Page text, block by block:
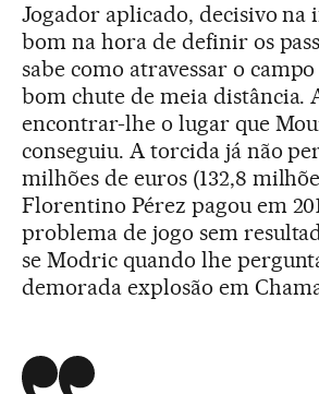
Jogador aplicado, decisivo
bom na hora de definir os
sabe como atravessar o
bom chute de meia distância.
encontrar-lhe o lugar que
conseguiu. A torcida já não
milhões de euros (132,8
Florentino Pérez pagou em
problema de jogo sem
se Modric quando lhe
demorada explosão em